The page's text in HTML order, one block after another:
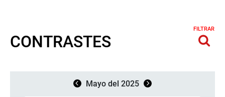
CONTRASTES
FILTRAR
Mayo del 2025